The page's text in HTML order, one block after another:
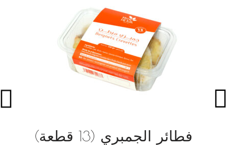
فطائر الجمبري (13 قطعة)